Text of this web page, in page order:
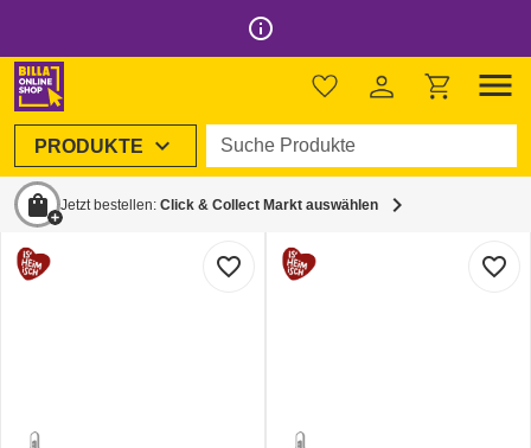
info_outline
menu
PRODUKTE expand_more Suche Produkte
shopping_bag Jetzt bestellen: Click & Collect Markt auswählen chevron_right
Startseite
Frierssim BILLA Online Shop
21 Produkte
favorite_border favorite_border